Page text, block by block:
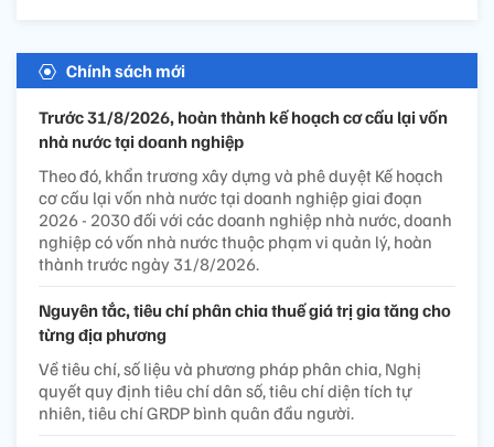
Chính sách mới
Trước 31/8/2026, hoàn thành kế hoạch cơ cấu lại vốn
nhà nước tại doanh nghiệp
Theo đó, khẩn trương xây dựng và phê duyệt Kế hoạch
cơ cấu lại vốn nhà nước tại doanh nghiệp giai đoạn
2026 - 2030 đối với các doanh nghiệp nhà nước, doanh
nghiệp có vốn nhà nước thuộc phạm vi quản lý, hoàn
thành trước ngày 31/8/2026.
Nguyên tắc, tiêu chí phân chia thuế giá trị gia tăng cho
từng địa phương
Về tiêu chí, số liệu và phương pháp phân chia, Nghị
quyết quy định tiêu chí dân số, tiêu chí diện tích tự
nhiên, tiêu chí GRDP bình quân đầu người.